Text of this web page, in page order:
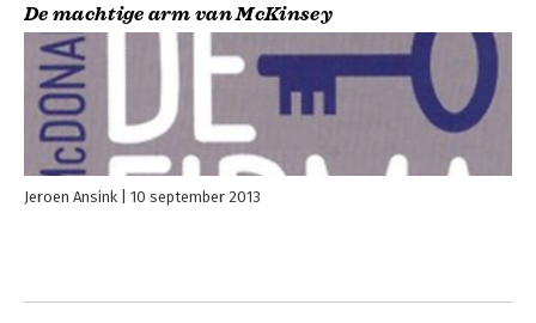
De machtige arm van McKinsey
Jeroen Ansink 10 september 2013